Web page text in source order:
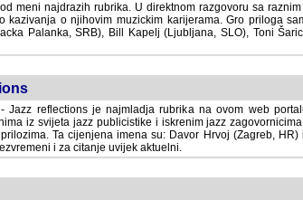
meni najdrazih rubrika. U direktnom razgovoru sa
kazivanja o njihovim muzickim karijerama. Gro priloga
Palanka, SRB), Bill Kapelj (Ljubljana, SLO), Toni
Jazz reflections je najmladja rubrika na ovom web portalu.
svijeta jazz publicistike i iskrenim jazz zagovornicima,
Ta cijenjena imena su: Davor Hrvoj (Zagreb,
i za citanje uvijek aktuelni.